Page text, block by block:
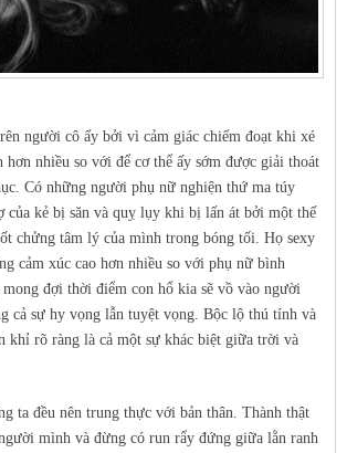
người cô ấy bởi vì cảm giác chiếm đoạt khi xé
hơn nhiều so với để cơ thể ấy sớm được giải thoát
Có những người phụ nữ nghiện thứ ma túy
của kẻ bị săn và quỵ lụy khi bị lấn át bởi một thế
chửng tâm lý của mình trong bóng tối. Họ sexy
cảm xúc cao hơn nhiều so với phụ nữ bình
đợi thời điểm con hổ kia sẽ vồ vào người
cả sự hy vọng lẫn tuyệt vọng. Bộc lộ thú tính và
khỉ rõ ràng là cả một sự khác biệt giữa trời và
ta đều nên trung thực với bản thân. Thành thật
mình và đừng có run rẩy đứng giữa lằn ranh